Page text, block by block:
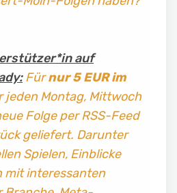
auf
Fürnur 5 EUR im
Montag, Mittwoch
Folge per RSS-Feed
geliefert. Darunter
Spielen, Einblicke
mit interessanten